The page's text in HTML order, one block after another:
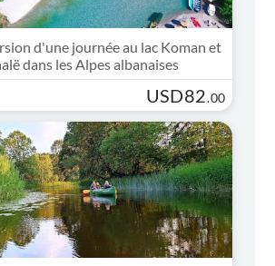
d'une journée au lac Koman et
dans les Alpes albanaises
USD82.00